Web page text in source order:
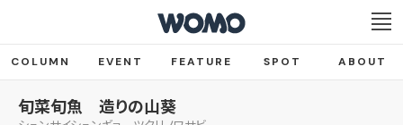
COLUMN EVENT FEATURE SPOT ABOUT
旬菜旬魚 造りの山葵